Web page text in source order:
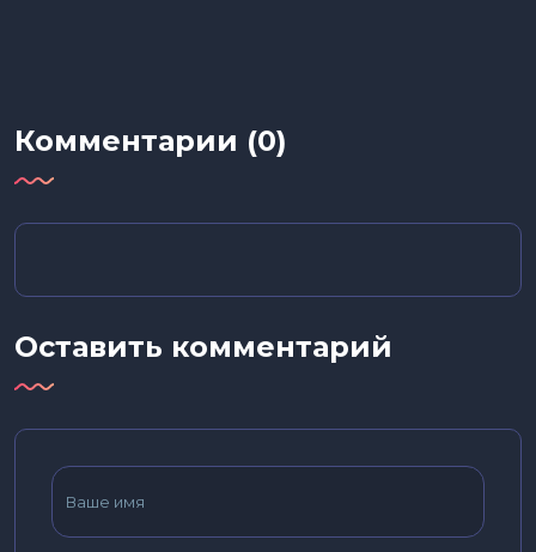
Комментарии (0)
Оставить комментарий